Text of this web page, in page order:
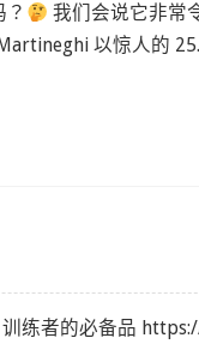
我们会说它非常
以惊人的
练者的必备品